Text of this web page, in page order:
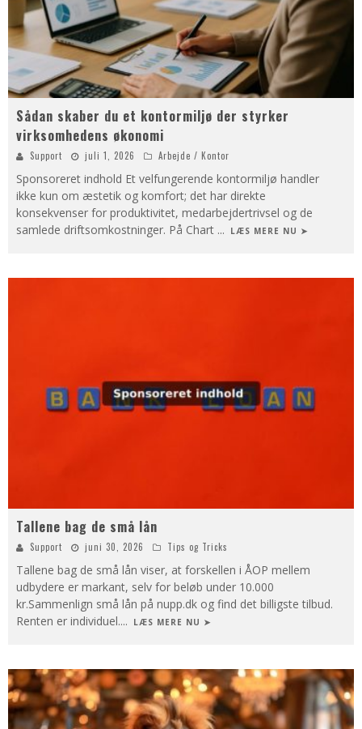
Sådan skaber du et kontormiljø der styrker
virksomhedens økonomi
Support juli 1, 2026 Arbejde / Kontor
Sponsoreret indhold Et velfungerende kontormiljø handler
ikke kun om æstetik og komfort; det har direkte
konsekvenser for produktivitet, medarbejdertrivsel og de
samlede driftsomkostninger. På Chart ... LÆS MERE NU ➤
Tallene bag de små lån
Support juni 30, 2026 Tips og Tricks
Tallene bag de små lån viser, at forskellen i ÅOP mellem
udbydere er markant, selv for beløb under 10.000
kr.Sammenlign små lån på nupp.dk og find det billigste tilbud.
Renten er individuel.... LÆS MERE NU ➤